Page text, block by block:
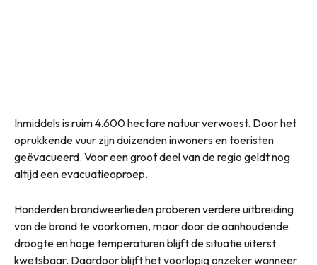
Inmiddels is ruim 4.600 hectare natuur verwoest. Door het
oprukkende vuur zijn duizenden inwoners en toeristen
geëvacueerd. Voor een groot deel van de regio geldt nog
altijd een evacuatieoproep.
Honderden brandweerlieden proberen verdere uitbreiding
van de brand te voorkomen, maar door de aanhoudende
droogte en hoge temperaturen blijft de situatie uiterst
kwetsbaar. Daardoor blijft het voorlopig onzeker wanneer